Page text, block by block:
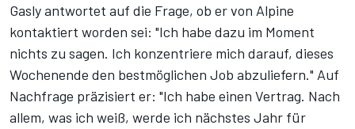
Gasly antwortet auf die Frage, ob er von Alpine
kontaktiert worden sei: "Ich habe dazu im Moment
nichts zu sagen. Ich konzentriere mich darauf, dieses
Wochenende den bestmöglichen Job abzuliefern." Auf
Nachfrage präzisiert er: "Ich habe einen Vertrag. Nach
allem, was ich weiß, werde ich nächstes Jahr für